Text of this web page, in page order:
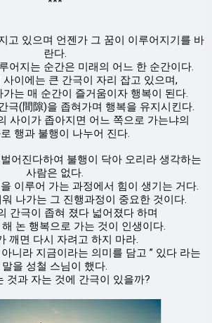
고 있으며 언젠가 그 꿈이 이루어지기를 바
란다.
어지는 순간은 미래의 어느 한 순간이다.
사이에는 큰 간극이 자리 잡고 있으며,
는 매 순간이 즐거움이자 행복이 된다.
극(間隙)을 좁혀가며 행복을 유지시킨다.
사이가 좁아지면 어느 쪽으로 가는냐의
행과 불행이 나누어 진다.
어진다하여 불행이 닥아 오리라 생각하는
사람은 없다.
이루어 가는 과정에서 힘이 생기는 거다.
나가는 그 진행과정이 중요한 것이다.
간극이 좁혀 졌다 넓어졌다 하며
논 행복으로 가는 것이 인생이다.
깨면 다시 자려고 하지 마라.
니라 지금이라는 의미를 담고 ” 있다 라는
말을 성철 스님이 했다.
것과 자는 것에 간극이 있을까?